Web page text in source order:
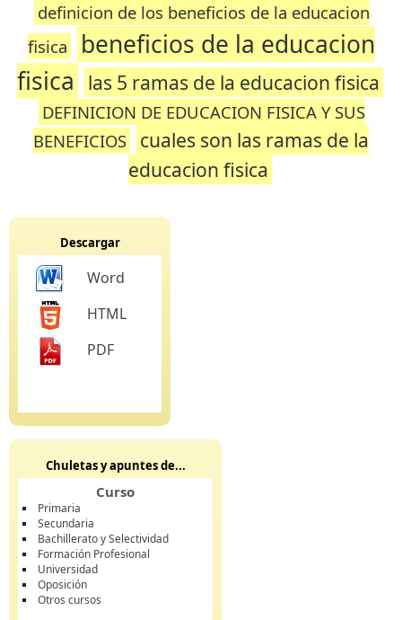
definicion de los beneficios de la educacion
fisica
beneficios de la educacion
fisica
las 5 ramas de la educacion fisica
DEFINICION DE EDUCACION FISICA Y SUS
BENEFICIOS
cuales son las ramas de la
educacion fisica
Descargar
Word
HTML
PDF
Chuletas y apuntes de...
Curso
Primaria
Secundaria
Bachillerato y Selectividad
Formación Profesional
Universidad
Oposición
Otros cursos